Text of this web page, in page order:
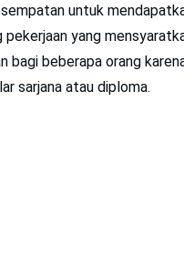
untuk
yang
bagi beberapa orang
sarjana atau diploma.